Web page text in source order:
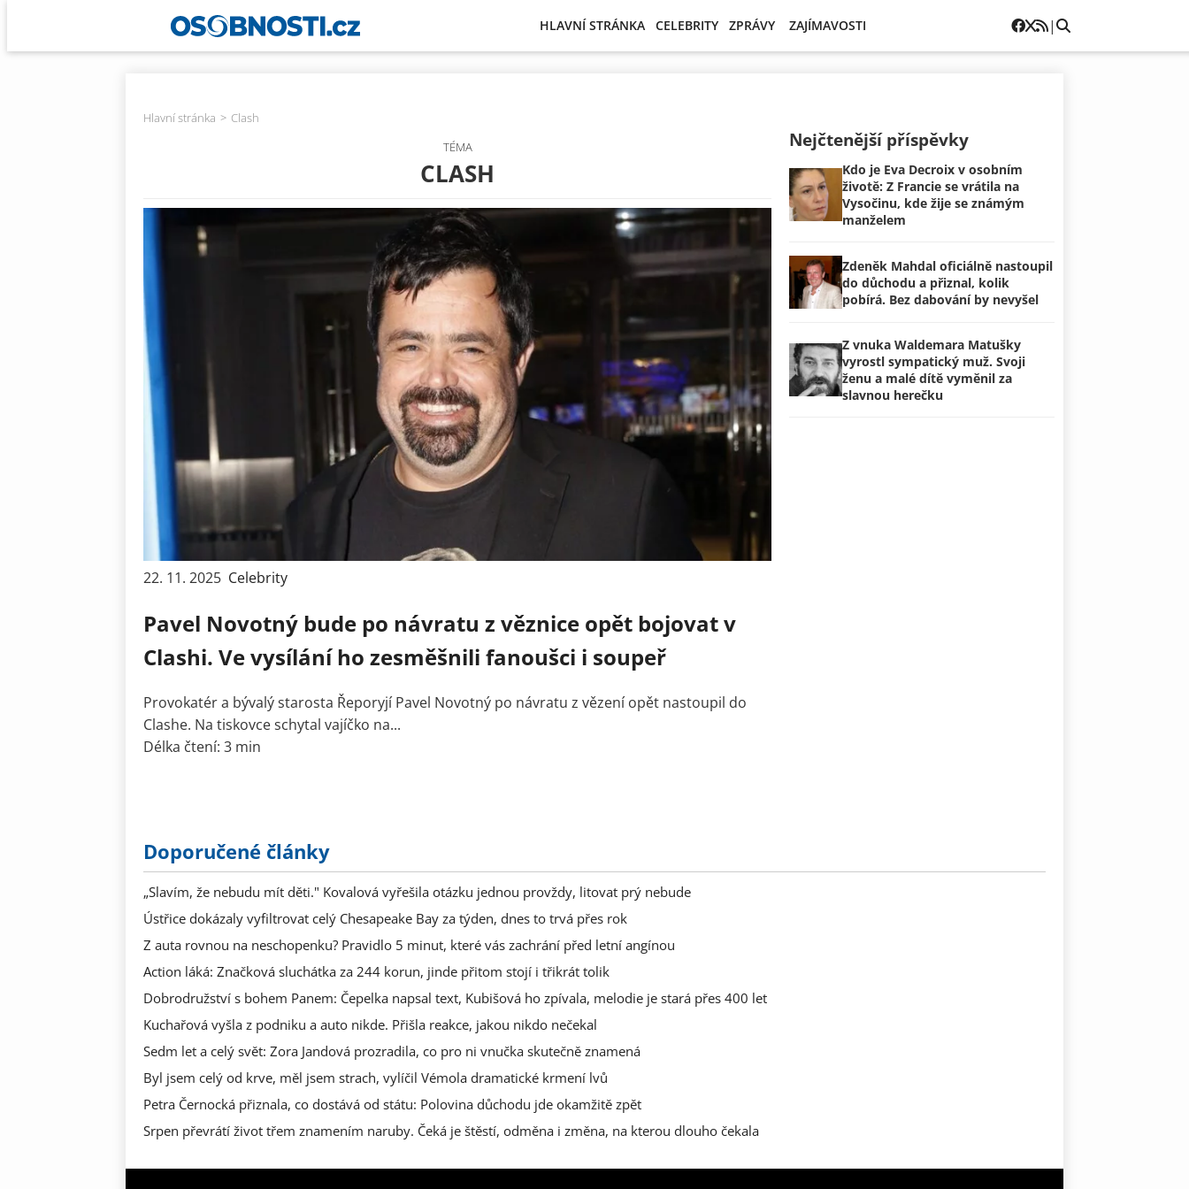
HLAVNÍ STRÁNKA CELEBRITY ZPRÁVY ZAJÍMAVOSTI |
Hlavní stránka
Clash
TÉMA
CLASH
22. 11. 2025 Celebrity
Pavel Novotný bude po návratu z věznice opět bojovat v
Clashi. Ve vysílání ho zesměšnili fanoušci i soupeř
Provokatér a bývalý starosta Řeporyjí Pavel Novotný po návratu z vězení opět nastoupil do
Clashe. Na tiskovce schytal vajíčko na...
Délka čtení: 3 min
Nejčtenější příspěvky
Kdo je Eva Decroix v osobním
životě: Z Francie se vrátila na
Vysočinu, kde žije se známým
manželem
Zdeněk Mahdal oficiálně nastoupil
do důchodu a přiznal, kolik
pobírá. Bez dabování by nevyšel
Z vnuka Waldemara Matušky
vyrostl sympatický muž. Svoji
ženu a malé dítě vyměnil za
slavnou herečku
Doporučené články
„Slavím, že nebudu mít děti." Kovalová vyřešila otázku jednou provždy, litovat prý nebude
Ústřice dokázaly vyfiltrovat celý Chesapeake Bay za týden, dnes to trvá přes rok
Z auta rovnou na neschopenku? Pravidlo 5 minut, které vás zachrání před letní angínou
Action láká: Značková sluchátka za 244 korun, jinde přitom stojí i třikrát tolik
Dobrodružství s bohem Panem: Čepelka napsal text, Kubišová ho zpívala, melodie je stará přes 400 let
Kuchařová vyšla z podniku a auto nikde. Přišla reakce, jakou nikdo nečekal
Sedm let a celý svět: Zora Jandová prozradila, co pro ni vnučka skutečně znamená
Byl jsem celý od krve, měl jsem strach, vylíčil Vémola dramatické krmení lvů
Petra Černocká přiznala, co dostává od státu: Polovina důchodu jde okamžitě zpět
Srpen převrátí život třem znamením naruby. Čeká je štěstí, odměna i změna, na kterou dlouho čekala